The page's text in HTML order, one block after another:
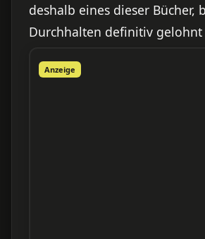
deshalb eines dieser Bücher,
Durchhalten definitiv gelohnt
Anzeige